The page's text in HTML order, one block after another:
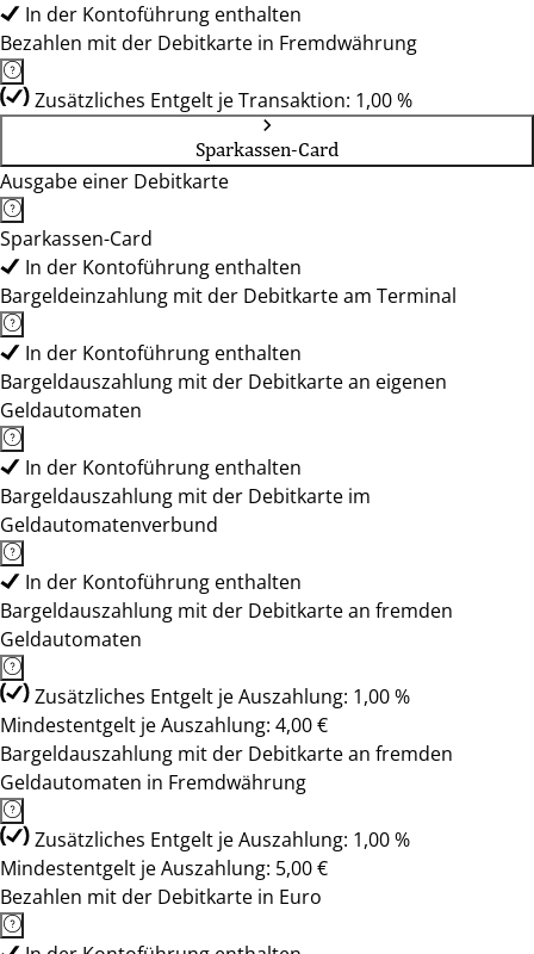
In der Kontoführung enthalten
Bezahlen mit der Debitkarte in Fremdwährung
Zusätzliches Entgelt je Transaktion: 1,00 %
Sparkassen-Card
Ausgabe einer Debitkarte
Sparkassen-Card
In der Kontoführung enthalten
Bargeldeinzahlung mit der Debitkarte am Terminal
In der Kontoführung enthalten
Bargeldauszahlung mit der Debitkarte an eigenen
Geldautomaten
In der Kontoführung enthalten
Bargeldauszahlung mit der Debitkarte im
Geldautomatenverbund
In der Kontoführung enthalten
Bargeldauszahlung mit der Debitkarte an fremden
Geldautomaten
Zusätzliches Entgelt je Auszahlung: 1,00 %
Mindestentgelt je Auszahlung: 4,00 €
Bargeldauszahlung mit der Debitkarte an fremden
Geldautomaten in Fremdwährung
Zusätzliches Entgelt je Auszahlung: 1,00 %
Mindestentgelt je Auszahlung: 5,00 €
Bezahlen mit der Debitkarte in Euro